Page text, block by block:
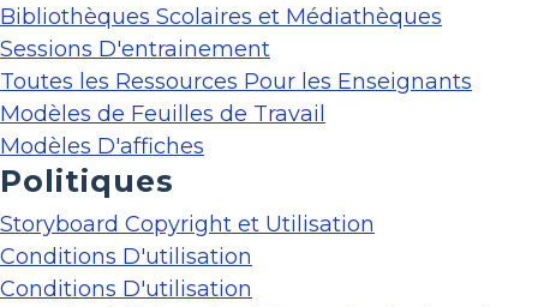
Bibliothèques Scolaires et Médiathèques
Sessions D'entrainement
Toutes les Ressources Pour les Enseignants
Modèles de Feuilles de Travail
Modèles D'affiches
Politiques
Storyboard Copyright et Utilisation
Conditions D'utilisation
Conditions D'utilisation